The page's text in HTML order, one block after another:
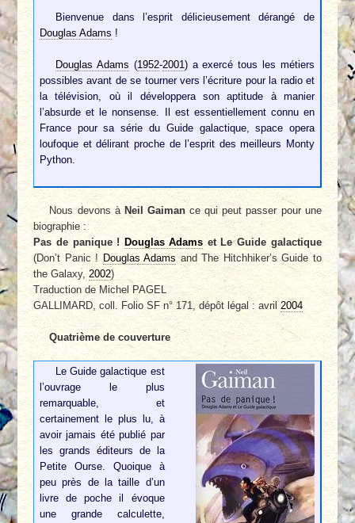
Bienvenue dans l’esprit délicieusement dérangé de
Douglas Adams !
Douglas Adams (1952-2001 ) a exercé tous les métiers
possibles avant de se tourner vers l’écriture pour la radio et
la télévision, où il développera son aptitude à manier
l’absurde et le nonsense. Il est essentiellement connu en
France pour sa série du Guide galactique, space opera
loufoque et délirant proche de l’esprit des meilleurs Monty
Python.
Nous devons à Neil Gaimance qui peut passer pour une
biographie :
Pas de panique ! Douglas Adamset Le Guide galactique
(Don’t Panic ! Douglas Adamsand The Hitchhiker’s Guide to
the Galaxy,2002)
Traduction de Michel PAGEL
GALLIMARD, coll. Folio SF n° 171, dépôt légal : avril2004
Quatrième de couverture
Le Guide galactique est
l’ouvrage le plus
remarquable, et
certainement le plus lu, à
avoir jamais été publié par
les grands éditeurs de la
Petite Ourse. Quoique à
peu près de la taille d’un
livre de poche il évoque
une grande calculette,